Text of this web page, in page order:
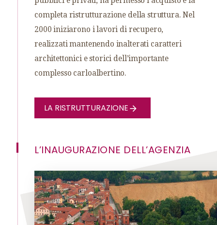
completa ristrutturazione della struttura. Nel
2000 iniziarono i lavori di recupero,
realizzati mantenendo inalterati caratteri
architettonici e storici dell’importante
complesso carloalbertino.
LA RISTRUTTURAZIONE